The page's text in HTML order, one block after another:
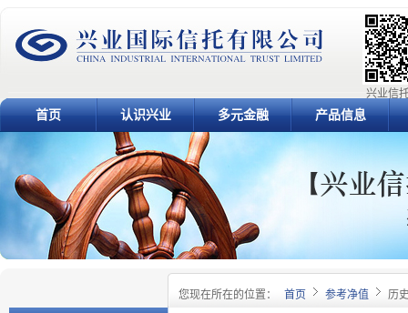
兴业信
首页 认识兴业 多元金融 产品信息
您现在所在的位置： 首页 参考净值 历